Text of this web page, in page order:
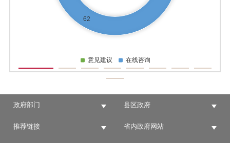
政府部门 县区政府
推荐链接 省内政府网站